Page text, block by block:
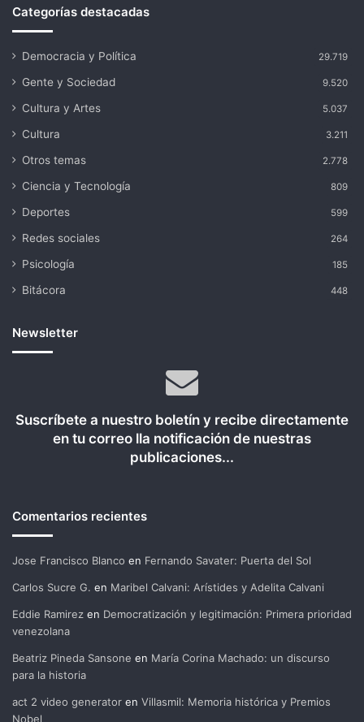
Categorías destacadas
Democracia y Política 29.719
Gente y Sociedad 9.520
Cultura y Artes 5.037
Cultura 3.211
Otros temas 2.778
Ciencia y Tecnología 809
Deportes 599
Redes sociales 264
Psicología 185
Bitácora 448
Newsletter
Suscríbete a nuestro boletín y recibe directamente
en tu correo lla notificación de nuestras
publicaciones...
Comentarios recientes
Jose Francisco Blanco en Fernando Savater: Puerta del Sol
Carlos Sucre G. en Maribel Calvani: Arístides y Adelita Calvani
Eddie Ramirez en Democratización y legitimación: Primera prioridad
venezolana
Beatriz Pineda Sansone en María Corina Machado: un discurso
para la historia
act 2 video generator en Villasmil: Memoria histórica y Premios
Nobel